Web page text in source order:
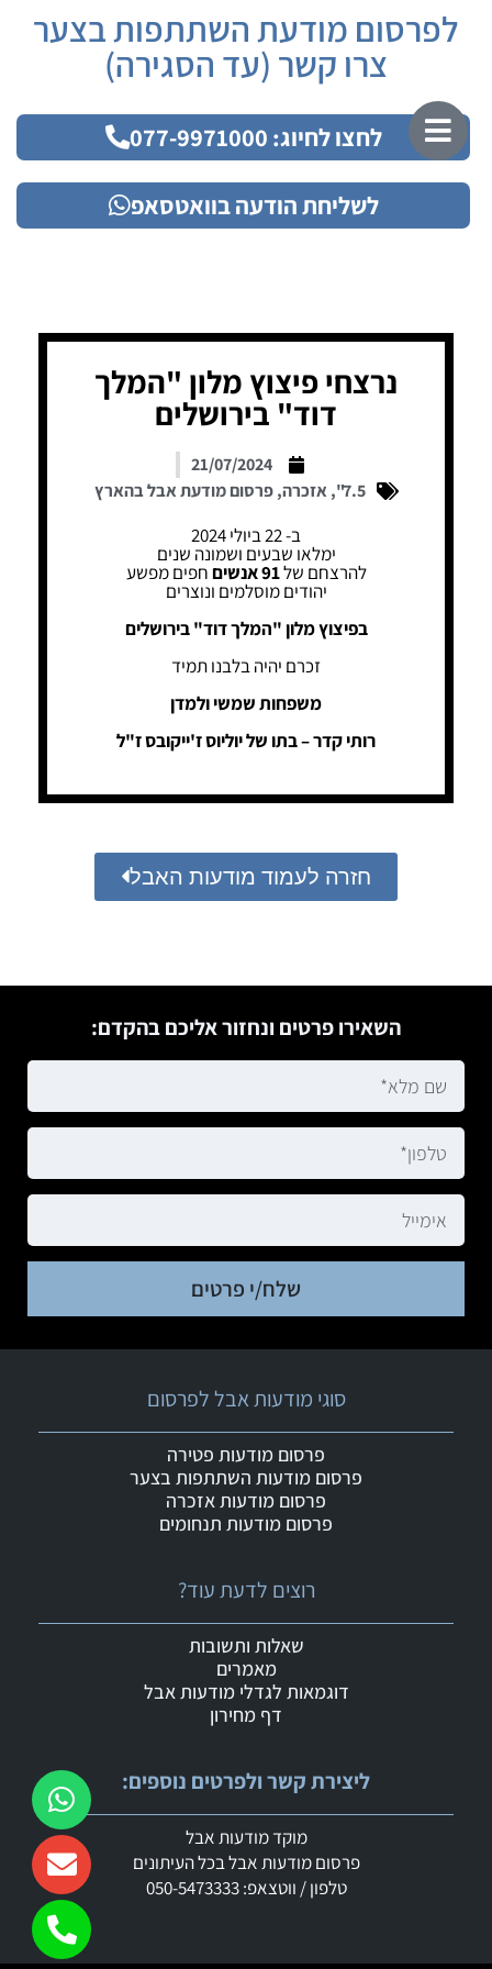
לפרסום מודעת השתתפות בצער
צרו קשר (עד הסגירה)
לחצו לחיוג: 077-9971000
לשליחת הודעה בוואטסאפ
נרצחי פיצוץ מלון "המלך
דוד" בירושלים
21/07/2024
7.5"
, אזכרה,פרסום מודעת אבל בהארץ
ב- 22 ביולי 2024
ימלאו שבעים ושמונה שנים
להרצחם של91 אנשים חפים מפשע
יהודים מוסלמים ונוצרים
בפיצוץ מלון "המלך דוד" בירושלים
זכרם יהיה בלבנו תמיד
משפחות שמשי ולמדן
רותי קדר – בתו של יוליוס ז'ייקובס ז"ל
חזרה לעמוד מודעות האבל
השאירו פרטים ונחזור אליכם בהקדם:
שלח/י פרטים
ליצירת קשר ולפרטים נוספים:
מוקד מודעות אבל
פרסום מודעות אבל בכל העיתונים
טלפון / ווטצאפ: 050-5473333
רוצים לדעת עוד?
שאלות ותשובות
מאמרים
דוגמאות לגדלי מודעות אבל
דף מחירון
סוגי מודעות אבל לפרסום
פרסום מודעות פטירה
פרסום מודעות השתתפות בצער
פרסום מודעות אזכרה
פרסום מודעות תנחומים